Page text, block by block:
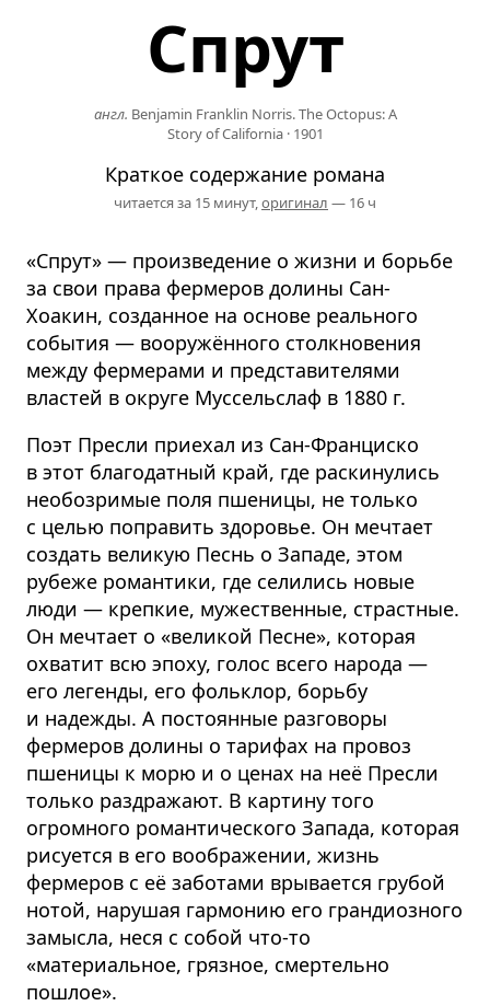
Спрут
англ. Benjamin Franklin Norris. The Octopus: A
Story of California· 1901
Краткое содержание романа
читается за 15 минут, оригинал — 16 ч
«Спрут» — произведение о жизни и борьбе
за свои права фермеров долины Сан-
Хоакин, созданное на основе реального
события — вооружённого столкновения
между фермерами и представителями
властей в округе Муссельслаф в 1880 г.
Поэт Пресли приехал из Сан-Франциско
в этот благодатный край, где раскинулись
необозримые поля пшеницы, не только
с целью поправить здоровье. Он мечтает
создать великую Песнь о Западе, этом
рубеже романтики, где селились новые
люди — крепкие, мужественные, страстные.
Он мечтает о «великой Песне», которая
охватит всю эпоху, голос всего народа —
его легенды, его фольклор, борьбу
и надежды. А постоянные разговоры
фермеров долины о тарифах на провоз
пшеницы к морю и о ценах на неё Пресли
только раздражают. В картину того
огромного романтического Запада, которая
рисуется в его воображении, жизнь
фермеров с её заботами врывается грубой
нотой, нарушая гармонию его грандиозного
замысла, неся с собой что-то
«материальное, грязное, смертельно
пошлое».